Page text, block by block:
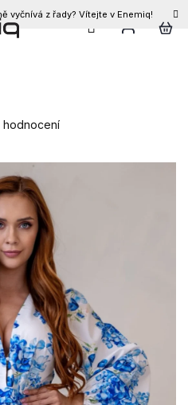
vyčnívá z řady? Vítejte v Enemiq!
hodnocení